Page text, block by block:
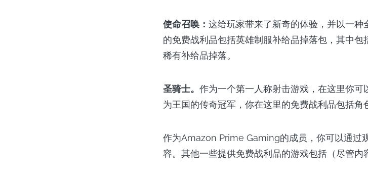
使命召唤： 这给玩家带来了新奇的体验，并以一
的免费战利品包括英雄制服补给品掉落包，其中
稀有补给品掉落。
圣骑士。 作为一个第一人称射击游戏，在这里你
为王国的传奇冠军，你在这里的免费战利品包括角
作为Amazon Prime Gaming的成员，你可以通过
容。其他一些提供免费战利品的游戏包括（尽管内